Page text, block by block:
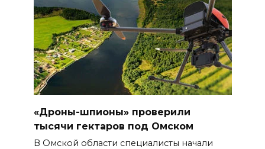
«Дроны-шпионы» проверили
тысячи гектаров под Омском
В Омской области специалисты начали